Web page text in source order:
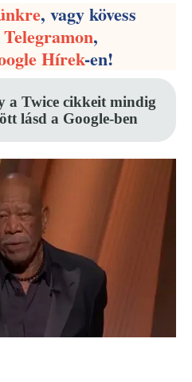
, vagy kövess
Telegramon,
Hírek-en!
a Twice cikkeit mindig
lásd a Google-ben